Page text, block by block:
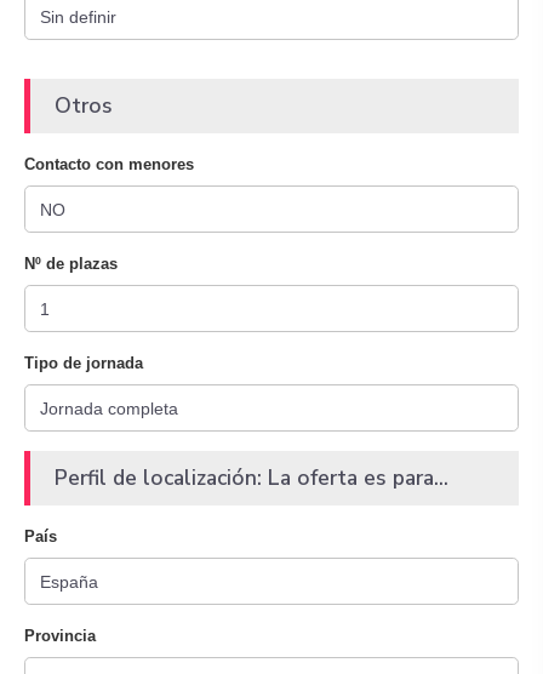
Otros
Contacto con menores
Nº de plazas
Tipo de jornada
Perfil de localización: La oferta es para...
País
Provincia